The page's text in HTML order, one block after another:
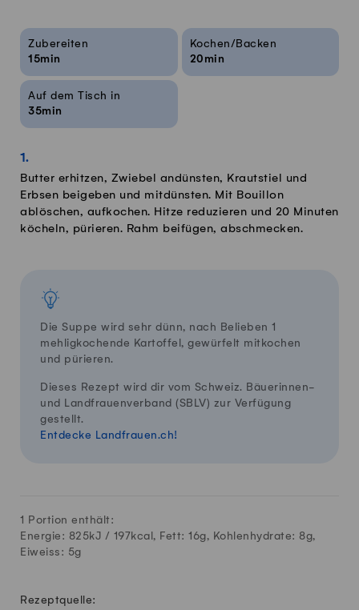
Rezeptinfos
Zubereiten
15min
Kochen/Backen
20min
Auf dem Tisch in
35min
Butter erhitzen, Zwiebel andünsten, Krautstiel und
Erbsen beigeben und mitdünsten. Mit Bouillon
ablöschen, aufkochen. Hitze reduzieren und 20 Minuten
köcheln, pürieren. Rahm beifügen, abschmecken.
Die Suppe wird sehr dünn, nach Belieben 1
mehligkochende Kartoffel, gewürfelt mitkochen
und pürieren.
Dieses Rezept wird dir vom Schweiz. Bäuerinnen-
und Landfrauenverband (SBLV) zur Verfügung
gestellt.
Entdecke Landfrauen.ch!
1 Portion enthält:
Energie: 825kJ / 197kcal, Fett: 16g, Kohlenhydrate: 8g,
Eiweiss: 5g
Rezeptquelle: